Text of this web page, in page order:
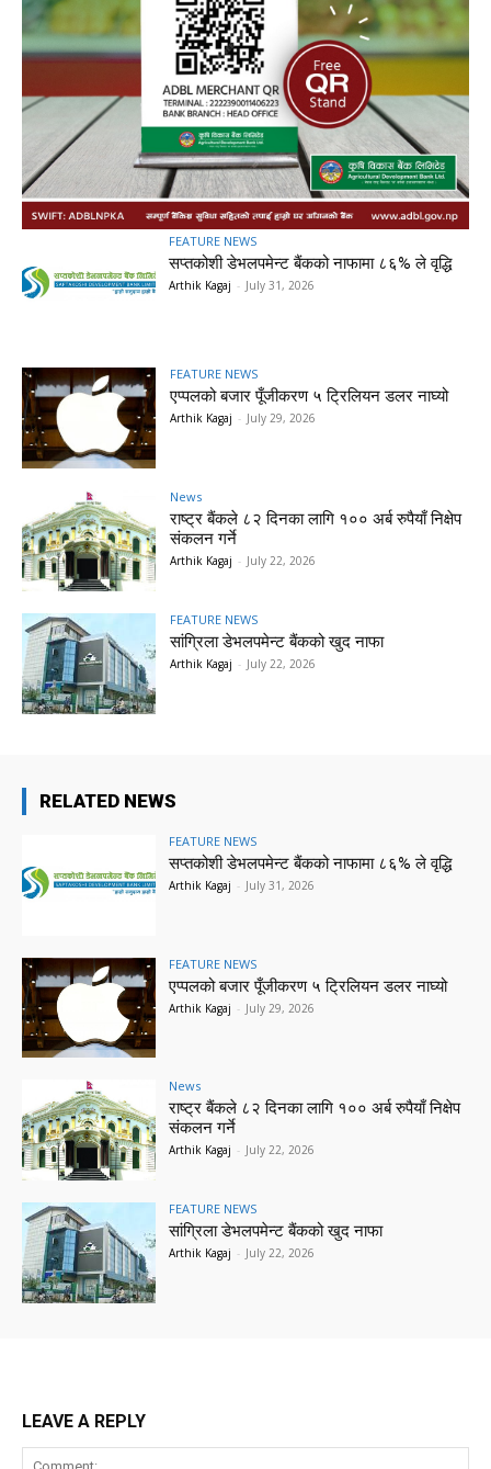
FEATURE NEWS
सप्तकोशी डेभलपमेन्ट बैंकको नाफामा ८६% ले वृद्धि
Arthik Kagaj - July 31, 2026
FEATURE NEWS
एप्पलको बजार पूँजीकरण ५ ट्रिलियन डलर नाघ्यो
Arthik Kagaj - July 29, 2026
News
राष्ट्र बैंकले ८२ दिनका लागि १०० अर्ब रुपैयाँ निक्षेप
संकलन गर्ने
Arthik Kagaj - July 22, 2026
FEATURE NEWS
सांग्रिला डेभलपमेन्ट बैंकको खुद नाफा
Arthik Kagaj - July 22, 2026
RELATED NEWS
FEATURE NEWS
सप्तकोशी डेभलपमेन्ट बैंकको नाफामा ८६% ले वृद्धि
Arthik Kagaj - July 31, 2026
FEATURE NEWS
एप्पलको बजार पूँजीकरण ५ ट्रिलियन डलर नाघ्यो
Arthik Kagaj - July 29, 2026
News
राष्ट्र बैंकले ८२ दिनका लागि १०० अर्ब रुपैयाँ निक्षेप
संकलन गर्ने
Arthik Kagaj - July 22, 2026
FEATURE NEWS
सांग्रिला डेभलपमेन्ट बैंकको खुद नाफा
Arthik Kagaj - July 22, 2026
LEAVE A REPLY